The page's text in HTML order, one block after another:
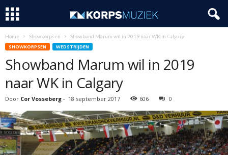
Home Showkorpsen Showband Marum wil in 2019 naar WK in Calgary
SHOWKORPSEN WEDSTRIJDEN
Showband Marum wil in 2019
naar WK in Calgary
Door Cor Vosseberg - 18 september 2017 606 0